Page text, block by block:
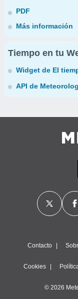
PDF
Más información
Tiempo en tu
Widget de El
API de
Contacto
Cookies
© 2026